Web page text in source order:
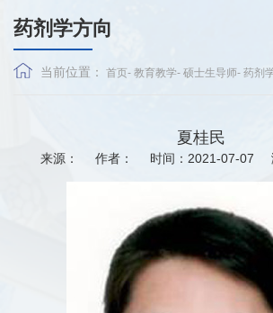
药剂学方向
当前位置： 首页- 教育教学- 硕士生导师- 药剂
夏桂民
来源： 作者： 时间：2021-07-07